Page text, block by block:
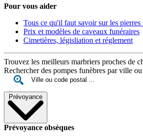
Pour vous aider
Tous ce qu'il faut savoir sur les pierres
Prix et modèles de caveaux funéraires
Cimetières, législiation et réglement
Trouvez les meilleurs marbriers proches de
Rechercher des pompes funèbres par ville
Prévoyance
Prévoyance obsèques